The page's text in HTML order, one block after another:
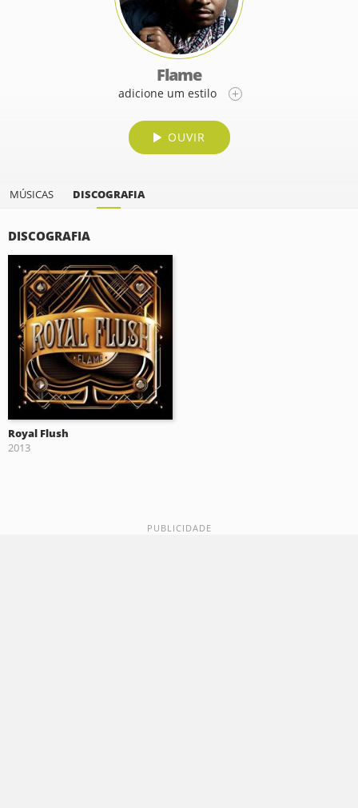
Flame
adicione um estilo
OUVIR
MÚSICAS DISCOGRAFIA
DISCOGRAFIA
Royal Flush
2013